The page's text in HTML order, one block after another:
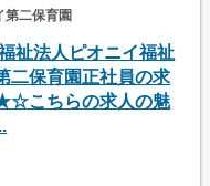
第二保育園
祉法人ピオニイ福祉
二保育園正社員の求
こちらの求人の魅